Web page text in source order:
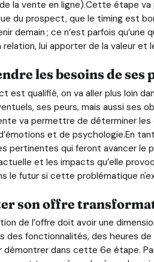
la vente en ligne).Cette étape
du prospect, que le timing est
demain ; ce n’est parfois
lui apporter de la valeur et
les besoins de ses
est qualifié, on va aller plus loin
ses peurs, mais aussi ses
va permettre de déterminer
et de psychologie.En
pertinentes qui feront avancer le
et les impacts qu’elle
le futur si cette problématique
son offre
de l’offre doit avoir une
des fonctionnalités, des heures
démontrer dans cette 6e étape.